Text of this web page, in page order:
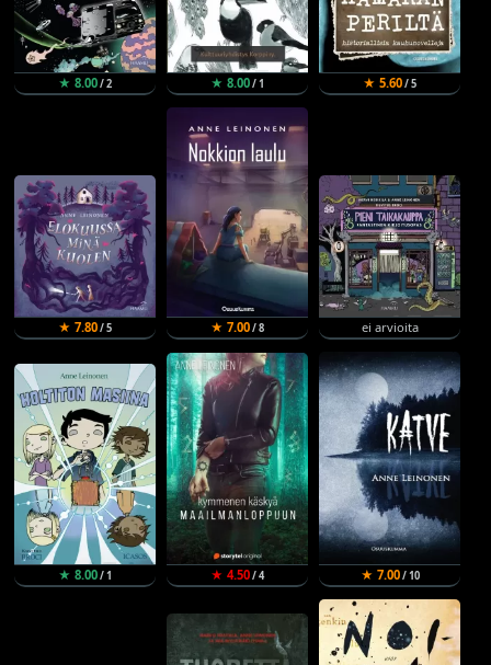
★ 8.00/ 2 ★ 8.00/ 1 ★ 5.60/ 5
★ 7.80/ 5 ★ 7.00/ 8 ei arvioita
★ 8.00/ 1 ★ 4.50/ 4 ★ 7.00/ 10